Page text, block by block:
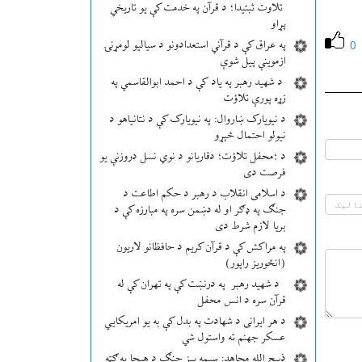
تلاوت ثبتیدا؛ د قرآن په خدمت کې یو تاریخي
پړاو
په عراق کې د قرآني استعدادونو د سیالیو لومړنۍ
ازموینې پیل شوې
د شهید رهبر په یاد کې د احمد ابوالقاسمي په
زړه پورې تلاؤت
د نیویارک ښاروال: په نیویارک کې د نتانیاهو د
نیولو احتمال څېړو
د ؛محفل تلاؤت؛ دقاریانو د نوي نسل دروزنې یو
فرصت دی
د اسلامی انقلاب د رهبر د حکم اطاعت د
جنګ په ډګر او له دښمن سره په مبارزه کې د
بریا لازم شرط دی
په مراکش کې د قرآن کریم د حافظانو لاریون
(انځوریز راپور)
د شهید رهبر په درنښت کې په تهران کې له
قرآن سره د انس محفل
د هر ایرانی د شهادت په بدل کې به یو امریکایي
عسکر جهنم ته واستول شي
0